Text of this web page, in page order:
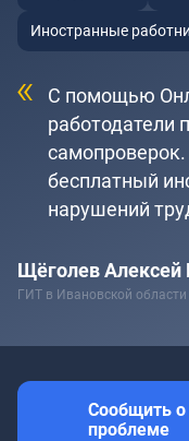
Иностранные
С помощью
работодатели
бесплатный
нарушений
Щёголев Алексей
ГИТ в Ивановской области
Сообщить о
проблеме